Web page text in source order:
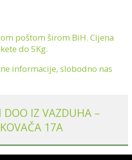
poštom širom BiH. Cijena
do 5Kg.
informacije, slobodno nas
DOO IZ VAZDUHA –
17A